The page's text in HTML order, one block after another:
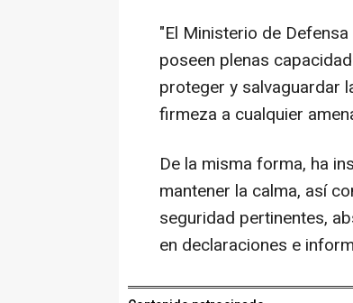
"El Ministerio de
poseen plenas
proteger y salvaguardar
firmeza a cualquier
De la misma forma, ha
mantener la calma, así
seguridad pertinentes,
en declaraciones e